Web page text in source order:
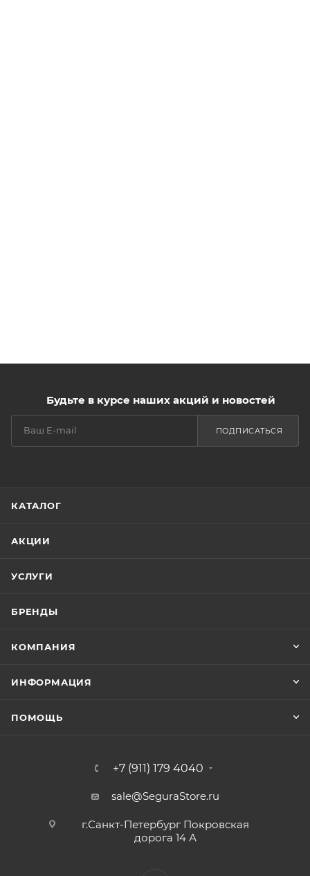
Будьте в курсе наших акций и новостей
ПОДПИСАТЬСЯ
КАТАЛОГ
АКЦИИ
УСЛУГИ
БРЕНДЫ
КОМПАНИЯ
ИНФОРМАЦИЯ
ПОМОЩЬ
+7 (911) 179 4040
sale@SeguraStore.ru
г.Санкт-Петербург Покровская
дорога 14 А